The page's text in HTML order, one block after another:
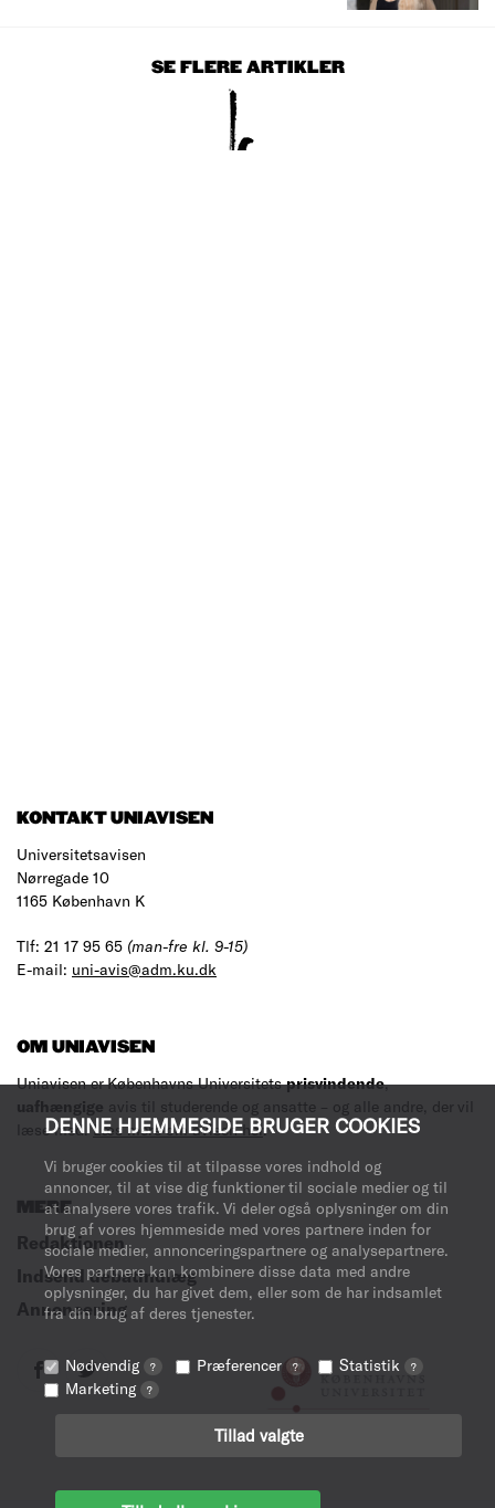
DENNE HJEMMESIDE BRUGER COOKIES
Vi bruger cookies til at tilpasse vores indhold og
annoncer, til at vise dig funktioner til sociale medier og til
at analysere vores trafik. Vi deler også oplysninger om din
brug af vores hjemmeside med vores partnere inden for
sociale medier, annonceringspartnere og analysepartnere.
Vores partnere kan kombinere disse data med andre
oplysninger, du har givet dem, eller som de har indsamlet
fra din brug af deres tjenester.
Nødvendig ? Præferencer ? Statistik ?
Marketing ?
Tillad valgte
SE FLERE ARTIKLER
KONTAKT UNIAVISEN
Universitetsavisen
Nørregade 10
1165 København K
Tlf: 21 17 95 65 (man-fre kl. 9-15)
E-mail: uni-avis@adm.ku.dk
OM UNIAVISEN
Uniavisen er Københavns Universitetsprisvindende,
uafhængige avis til studerende og ansatte – og alle andre, der vil
læse med.Læs mere om avisen her.
MERE
Redaktionen
Indsend debatindlæg
Annoncering